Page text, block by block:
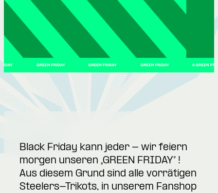
Black Friday kann jeder - wir feiern
morgen unseren „GREEN FRIDAY“ !
Aus diesem Grund sind alle vorrätigen
Steelers-Trikots, in unserem Fanshop